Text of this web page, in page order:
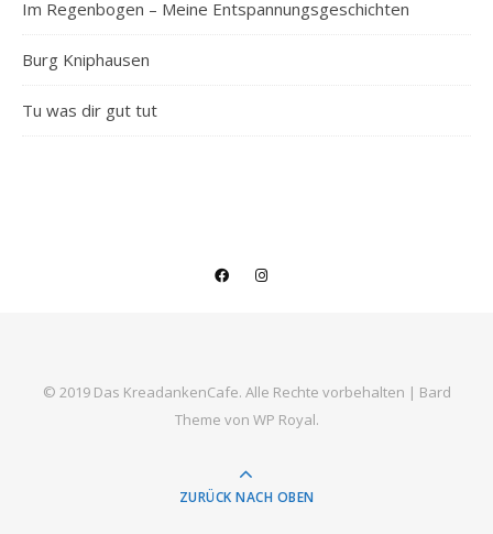
Im Regenbogen – Meine Entspannungsgeschichten
Burg Kniphausen
Tu was dir gut tut
© 2019 Das KreadankenCafe. Alle Rechte vorbehalten | Bard
Theme von WP Royal.
ZURÜCK NACH OBEN